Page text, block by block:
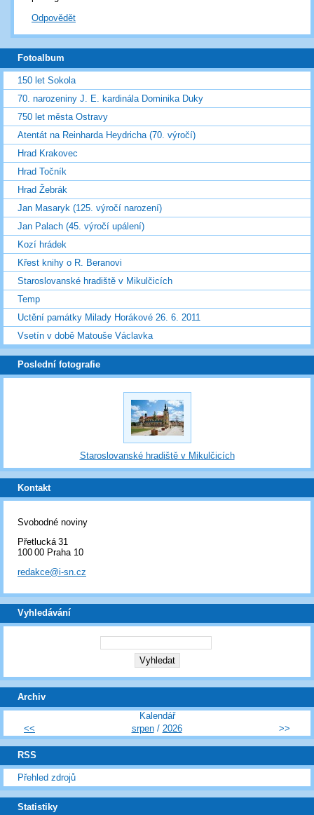
Odpovědět
Fotoalbum
150 let Sokola
70. narozeniny J. E. kardinála Dominika Duky
750 let města Ostravy
Atentát na Reinharda Heydricha (70. výročí)
Hrad Krakovec
Hrad Točník
Hrad Žebrák
Jan Masaryk (125. výročí narození)
Jan Palach (45. výročí upálení)
Kozí hrádek
Křest knihy o R. Beranovi
Staroslovanské hradiště v Mikulčicích
Temp
Uctění památky Milady Horákové 26. 6. 2011
Vsetín v době Matouše Václavka
Poslední fotografie
Staroslovanské hradiště v Mikulčicích
Kontakt
Svobodné noviny
Přetlucká 31
100 00 Praha 10
redakce@i-sn.cz
Vyhledávání
Archiv
Kalendář
<<
srpen/ 2026 >>
RSS
Přehled zdrojů
Statistiky